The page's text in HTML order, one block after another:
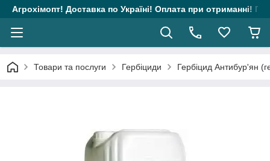
Агрохімопт! Доставка по Україні! Оплата при отриманні!
Товари та послуги Гербіциди Гербіцид Антибур'ян